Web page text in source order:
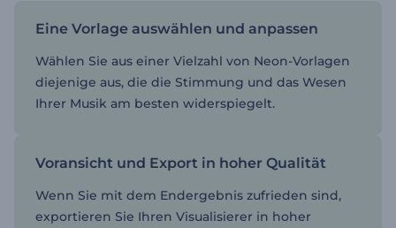
Eine Vorlage auswählen und anpassen
Wählen Sie aus einer Vielzahl von Neon-Vorlagen
diejenige aus, die die Stimmung und das Wesen
Ihrer Musik am besten widerspiegelt.
Voransicht und Export in hoher Qualität
Wenn Sie mit dem Endergebnis zufrieden sind,
exportieren Sie Ihren Visualisierer in hoher